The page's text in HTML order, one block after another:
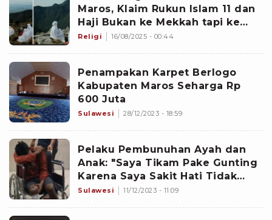
Maros, Klaim Rukun Islam 11 dan
Haji Bukan ke Mekkah tapi ke
Gunung Ini
Religi 16/08/2025 - 00:44
Penampakan Karpet Berlogo
Kabupaten Maros Seharga Rp
600 Juta
Sulawesi 28/12/2023 - 18:59
Pelaku Pembunuhan Ayah dan
Anak: "Saya Tikam Pake Gunting
Karena Saya Sakit Hati Tidak
Dibukakan Pintu"
Sulawesi 11/12/2023 - 11:09